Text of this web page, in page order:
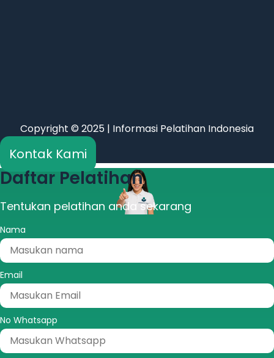
Copyright © 2025 | Informasi Pelatihan Indonesia
Kontak Kami
Daftar Pelatihan
Tentukan pelatihan anda sekarang
Nama
Email
No Whatsapp